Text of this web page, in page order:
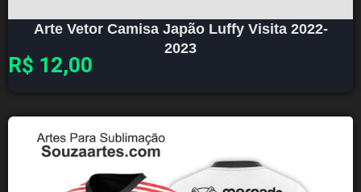
Arte Vetor Camisa Japão Luffy Visita 2022-
2023
R$ 12,00